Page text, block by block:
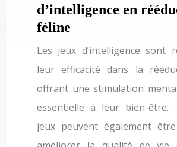
d’intelligence en
féline
Les jeux d’intelligence sont
leur efficacité dans la
offrant une stimulation
essentielle à leur bien-être.
jeux peuvent également